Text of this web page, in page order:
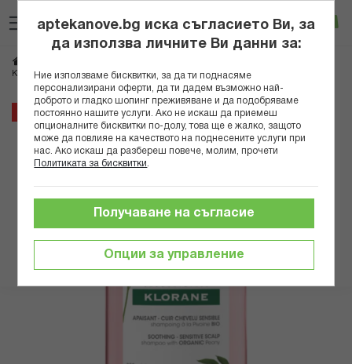
към
съдържанието
Вход
КЛОРАН ШАМПОАН С БОЖУР ЧУВСТВИТЕЛЕН СКАЛП 200МЛ В
20%
Преминете
края
aptekanove.bg иска съгласието Ви, за
да използва личните Ви данни за:
Ние използваме бисквитки, за да ти поднасяме
персонализирани оферти, да ти дадем възможно най-
доброто и гладко шопинг преживяване и да подобряваме
постоянно нашите услуги. Ако не искаш да приемеш
опционалните бисквитки по-долу, това ще е жалко, защото
може да повлияе на качеството на поднесените услуги при
нас. Ако искаш да разбереш повече, молим, прочети
Политиката за бисквитки
Опции за управление
Получаване на съгласие